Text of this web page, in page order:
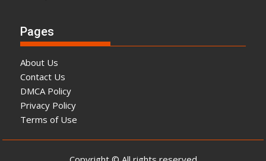
Pages
About Us
Contact Us
DMCA Policy
Privacy Policy
Terms of Use